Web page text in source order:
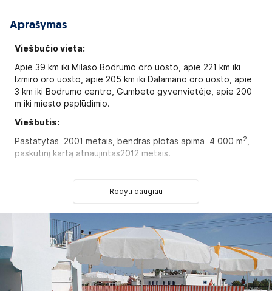
Aprašymas
Viešbučio vieta:
Apie 39 km iki Milaso Bodrumo oro uosto, apie 221 km iki
Izmiro oro uosto, apie 205 km iki Dalamano oro uosto, apie
3 km iki Bodrumo centro, Gumbeto gyvenvietėje, apie 200
m iki miesto paplūdimio.
Viešbutis:
Pastatytas 2001 metais, bendras plotas apima 4 000 m2
paskutinį kartą atnaujintas2012 metais.
standard room tipo numeriai(1 iš jų pritaikytas
22 dviejų kambarių
room tipo numeriai (svetainė,
miegamasis atskirtas durimis, mini virtuvė, maks. 3 asm., 35
Kambariuose:
plaukų džiovintuvas: yra
Rodyti daugiau